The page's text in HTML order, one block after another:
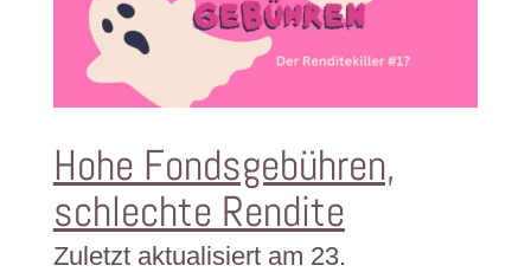
Hohe Fondsgebühren,
schlechte Rendite
Zuletzt aktualisiert am 23.